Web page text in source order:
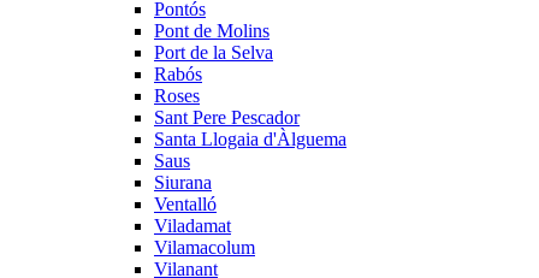
Pontós
Pont de Molins
Port de la Selva
Rabós
Roses
Sant Pere Pescador
Santa Llogaia d'Àlguema
Saus
Siurana
Ventalló
Viladamat
Vilamacolum
Vilanant